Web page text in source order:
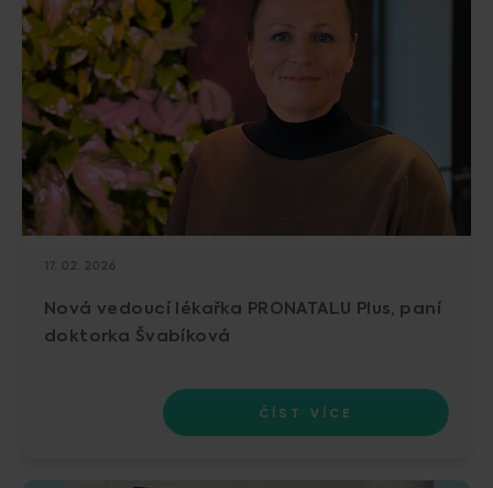
Nová vedoucí lékařka PRONATALU Plus, paní
doktorka Švabíková
ČÍST VÍCE